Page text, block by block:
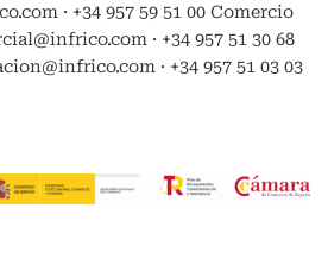
· +34 957 59 51 00 Comercio
· +34 957 51 30 68
· +34 957 51 03 03